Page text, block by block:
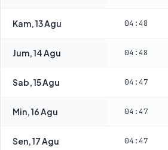
Kam, 13 Agu 04:48
Jum, 14 Agu 04:48
Sab, 15 Agu 04:47
Min, 16 Agu 04:47
Sen, 17 Agu 04:47